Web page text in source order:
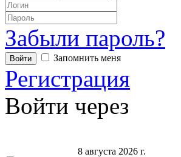
Забыли пароль?
Запомнить меня
Регистрация
Войти через
8 августа 2026 г.